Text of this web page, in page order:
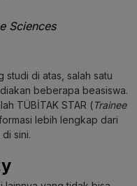
Sciences
studi di atas, salah satu
beberapa beasiswa.
TÜBİTAK STAR (Trainee
lebih lengkap dari
di sini.